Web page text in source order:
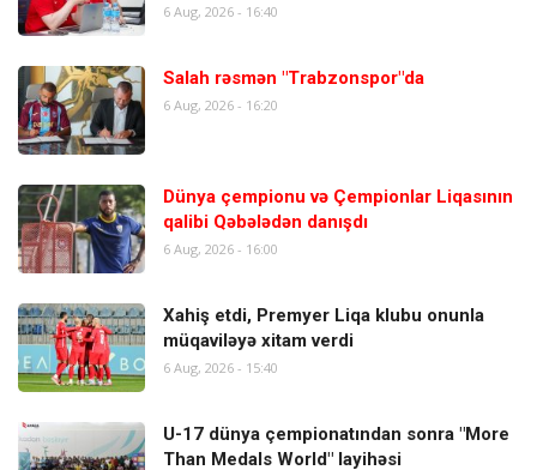
6 Aug, 2026 - 16:40
Salah rəsmən "Trabzonspor"da
6 Aug, 2026 - 16:20
Dünya çempionu və Çempionlar Liqasının
qalibi Qəbələdən danışdı
6 Aug, 2026 - 16:00
Xahiş etdi, Premyer Liqa klubu onunla
müqaviləyə xitam verdi
6 Aug, 2026 - 15:40
U-17 dünya çempionatından sonra "More
Than Medals World" layihəsi